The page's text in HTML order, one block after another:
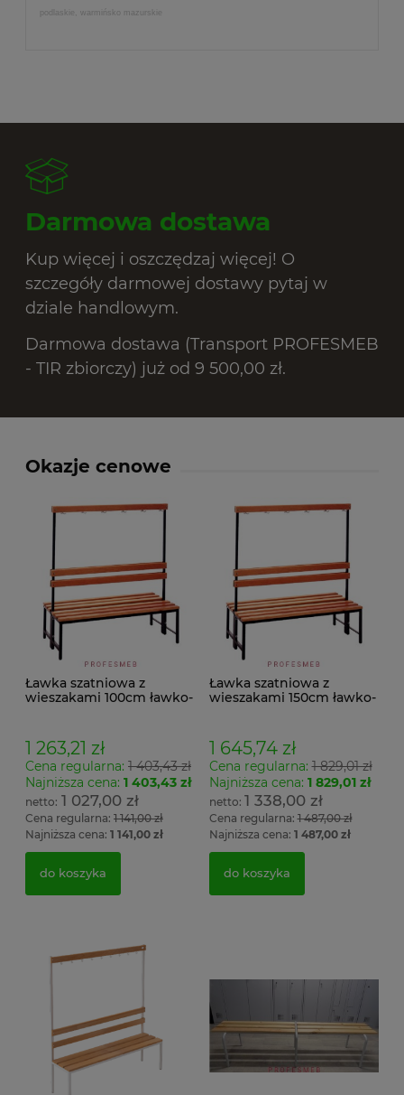
podlaskie, warmińsko mazurskie
Darmowa dostawa
Kup więcej i oszczędzaj więcej! O
szczegóły darmowej dostawy pytaj w
dziale handlowym.
Darmowa dostawa (Transport PROFESMEB
- TIR zbiorczy) już od 9 500,00 zł.
Okazje cenowe
Ławka szatniowa z
wieszakami 100cm ławko-
1 263,21 zł
Cena regularna: 1 403,43 zł
Najniższa cena: 1 403,43 zł
1 027,00 zł
Cena regularna: 1 141,00 zł
Najniższa cena: 1 141,00 zł
do koszyka
Ławka szatniowa z
wieszakami 150cm ławko-
1 645,74 zł
Cena regularna:1 829,01 zł
Najniższa cena: 1 829,01 zł
1 338,00 zł
Cena regularna:1 487,00 zł
Najniższa cena: 1 487,00 zł
do koszyka